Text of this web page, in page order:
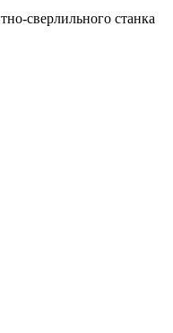
сверлильного станка